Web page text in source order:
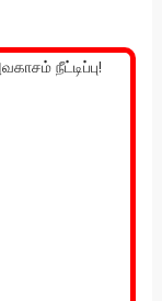
நீட்டிப்பு!